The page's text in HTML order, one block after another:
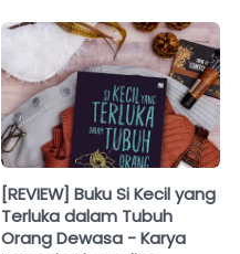
[REVIEW] Buku Si Kecil yang
Terluka dalam Tubuh
Orang Dewasa - Karya